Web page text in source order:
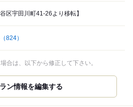
谷区宇田川町41-26より移転】
（824）
合は、以下から修正して下さい。
ン情報を編集する